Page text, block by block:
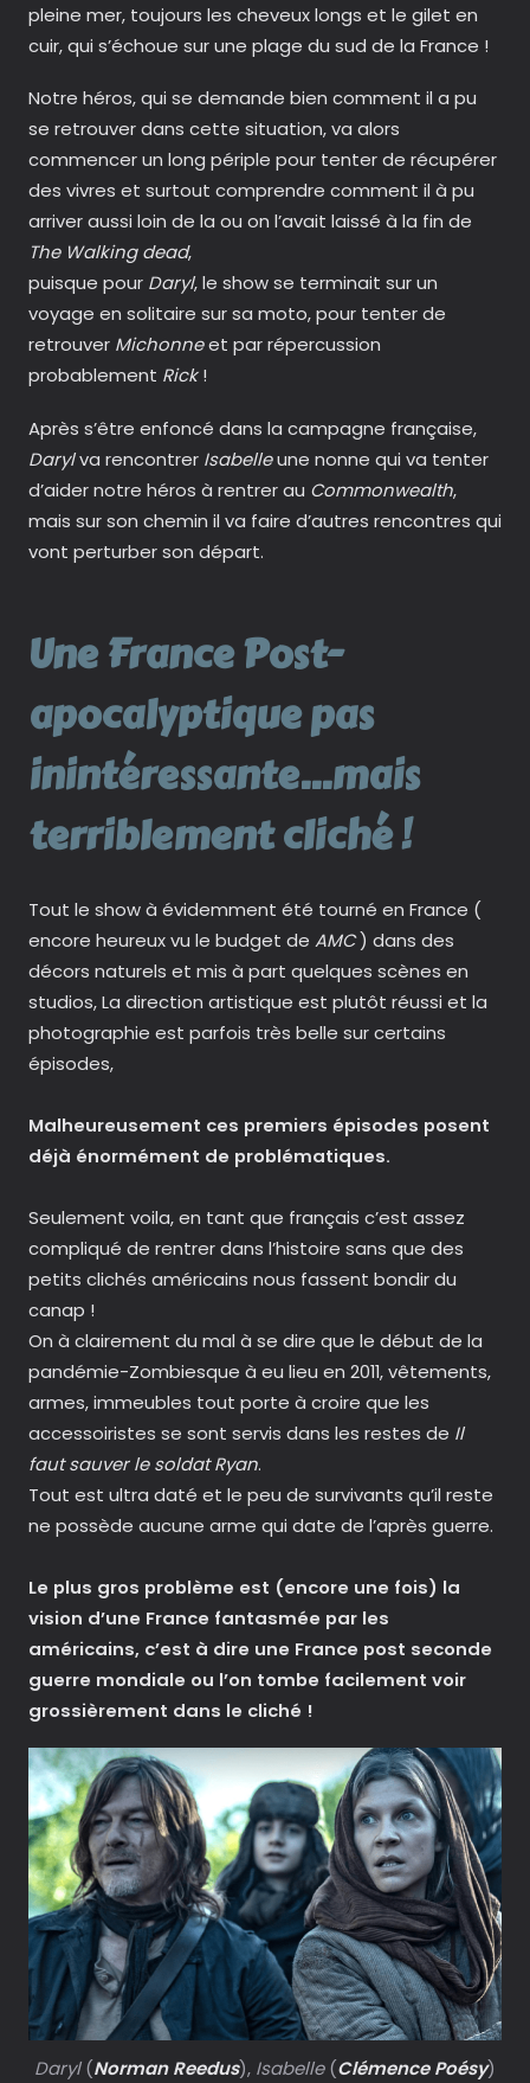
pleine mer, toujours les cheveux longs et le gilet en
cuir, qui s’échoue sur une plage du sud de la France !
Notre héros, qui se demande bien comment il a pu
se retrouver dans cette situation, va alors
commencer un long périple pour tenter de récupérer
des vivres et surtout comprendre comment il à pu
arriver aussi loin de la ou on l’avait laissé à la fin de
The Walking dead,
puisque pour Daryl, le show se terminait sur un
voyage en solitaire sur sa moto, pour tenter de
retrouver Michonneet par répercussion
probablement Rick!
Après s’être enfoncé dans la campagne française,
Darylva rencontrer Isabelleune nonne qui va tenter
d’aider notre héros à rentrer au Commonwealth,
mais sur son chemin il va faire d’autres rencontres qui
vont perturber son départ.
Une France Post-
apocalyptique pas
inintéressante…mais
terriblement cliché !
Tout le show à évidemment été tourné en France (
encore heureux vu le budget de AMC) dans des
décors naturels et mis à part quelques scènes en
studios, La direction artistique est plutôt réussi et la
photographie est parfois très belle sur certains
épisodes,
Malheureusement ces premiers épisodes posent
déjà énormément de problématiques.
Seulement voila, en tant que français c’est assez
compliqué de rentrer dans l’histoire sans que des
petits clichés américains nous fassent bondir du
canap !
On à clairement du mal à se dire que le début de la
pandémie-Zombiesque à eu lieu en 2011, vêtements,
armes, immeubles tout porte à croire que les
accessoiristes se sont servis dans les restes de Il
faut sauver le soldat Ryan.
Tout est ultra daté et le peu de survivants qu’il reste
ne possède aucune arme qui date de l’après guerre.
Le plus gros problème est (encore une fois) la
vision d’une France fantasmée par les
américains, c’est à dire une France post seconde
guerre mondiale ou l’on tombe facilement voir
grossièrement dans le cliché !
Daryl(Norman Reedus), Isabelle(Clémence Poésy)